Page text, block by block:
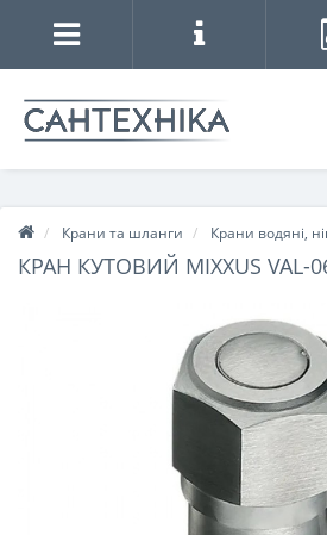
Крани та шланги Крани водяні,
КРАН КУТОВИЙ MIXXUS VAL-